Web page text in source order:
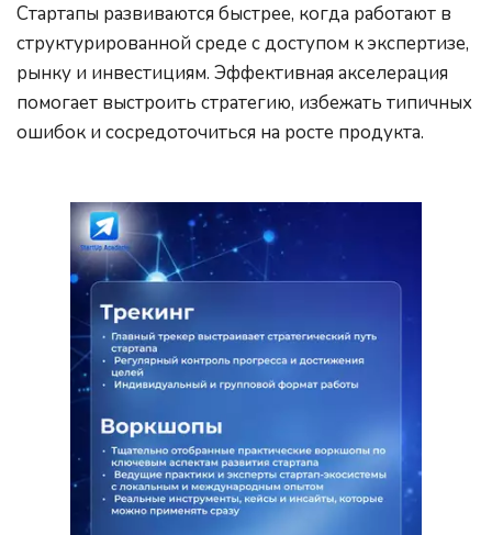
Стартапы развиваются быстрее, когда работают в
структурированной среде с доступом к экспертизе,
рынку и инвестициям. Эффективная акселерация
помогает выстроить стратегию, избежать типичных
ошибок и сосредоточиться на росте продукта.